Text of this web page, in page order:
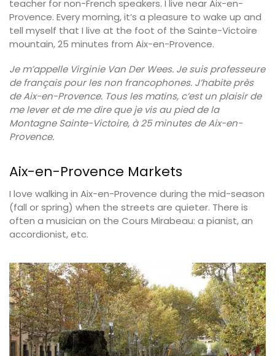
teacher for non-French speakers. I live near Aix-en-
Provence. Every morning, it’s a pleasure to wake up and
tell myself that I live at the foot of the Sainte-Victoire
mountain, 25 minutes from Aix-en-Provence.
Je m’appelle Virginie Van Der Wees. Je suis professeure
de français pour les non francophones. J’habite près
de Aix-en-Provence. Tous les matins, c’est un plaisir de
me lever et de me dire que je vis au pied de la
Montagne Sainte-Victoire, à 25 minutes de Aix-en-
Provence.
Aix-en-Provence Markets
I love walking in Aix-en-Provence during the mid-season
(fall or spring) when the streets are quieter. There is
often a musician on the Cours Mirabeau: a pianist, an
accordionist, etc.